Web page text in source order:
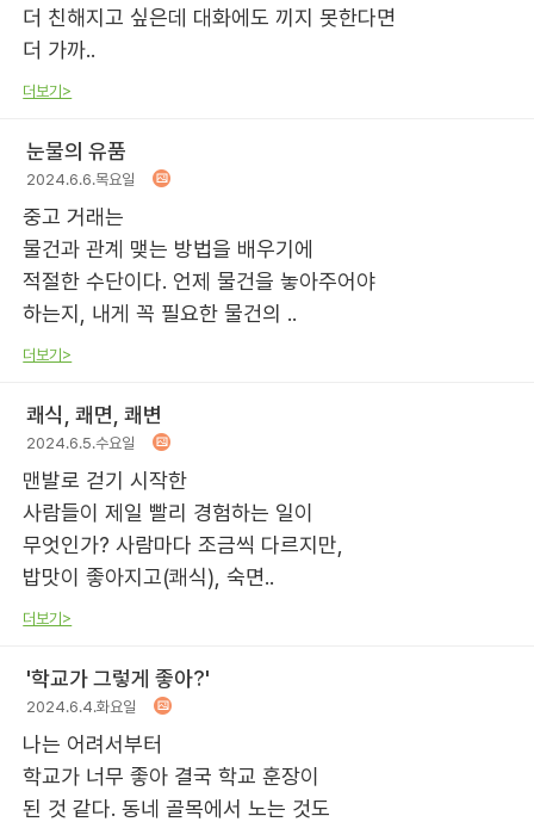
더 친해지고 싶은데 대화에도 끼지 못한다면
더 가까..
더보기>
눈물의 유품
2024.6.6.목요일
중고 거래는
물건과 관계 맺는 방법을 배우기에
적절한 수단이다. 언제 물건을 놓아주어야
하는지, 내게 꼭 필요한 물건의 ..
더보기>
쾌식, 쾌면, 쾌변
2024.6.5.수요일
맨발로 걷기 시작한
사람들이 제일 빨리 경험하는 일이
무엇인가? 사람마다 조금씩 다르지만,
밥맛이 좋아지고(쾌식), 숙면..
더보기>
'학교가 그렇게 좋아?'
2024.6.4.화요일
나는 어려서부터
학교가 너무 좋아 결국 학교 훈장이
된 것 같다. 동네 골목에서 노는 것도